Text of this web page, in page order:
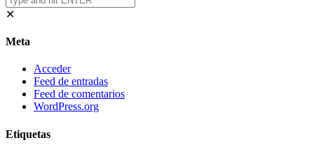
✕
Meta
Acceder
Feed de entradas
Feed de comentarios
WordPress.org
Etiquetas